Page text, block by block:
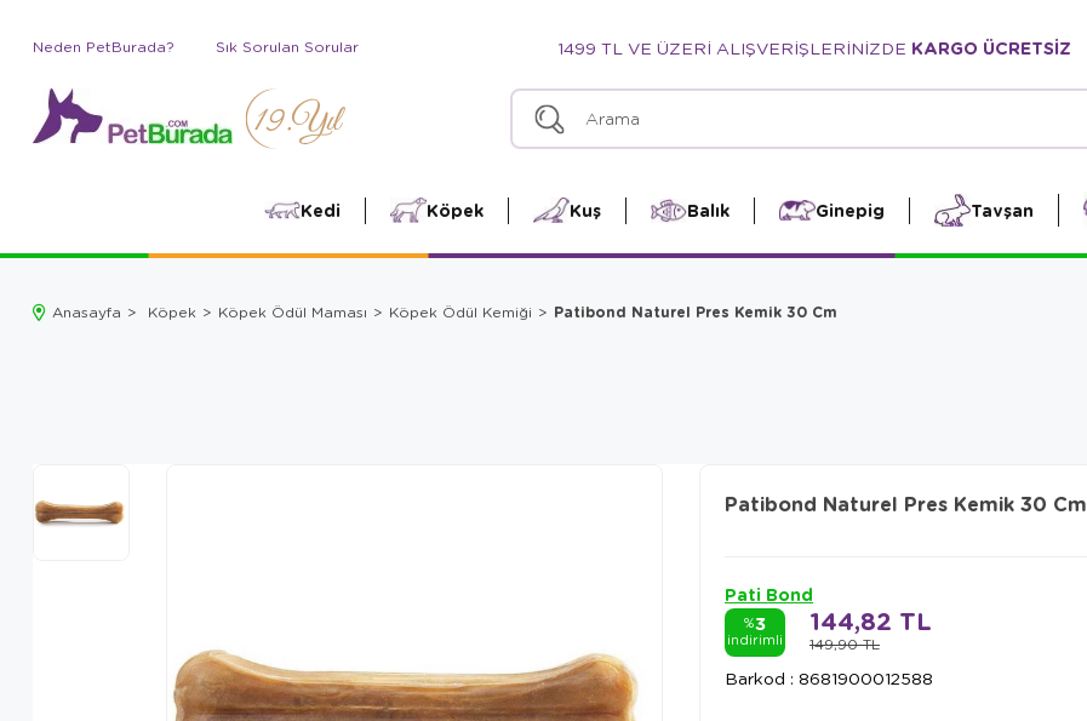
Neden PetBurada? Sık Sorulan Sorular 1499 TL VE ÜZERİ ALIŞVERİŞLERİNİZDE KARGO ÜCRETSİZ
Kedi Köpek Kuş Balık Ginepig Tavşan
Anasayfa Köpek Köpek Ödül Maması Köpek Ödül Kemiği Patibond Naturel Pres Kemik 30 Cm
Patibond Naturel Pres Kemik 30 Cm
Pati Bond
%3
indirimli 149,90 TL
144,82 TL
Barkod : 8681900012588